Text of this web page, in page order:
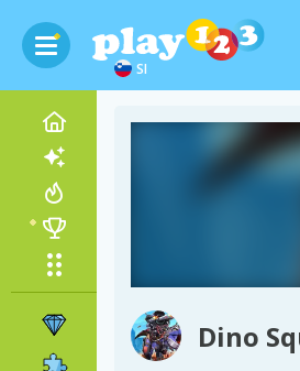
SI
Dino